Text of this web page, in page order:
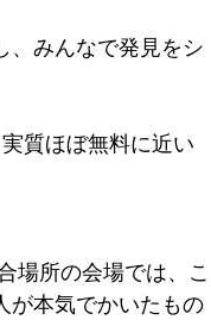
みんなで発見をシ
質ほぼ無料に近い
場所の会場では、こ
が本気でかいたもの